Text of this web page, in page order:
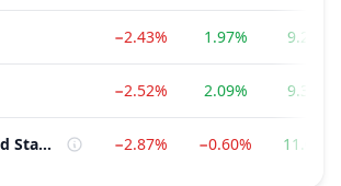
−2.43% 1.97% 9.21%
−2.52% 2.09% 9.32%
Liquid Staking Protocols −2.87% −0.60% 11.05%